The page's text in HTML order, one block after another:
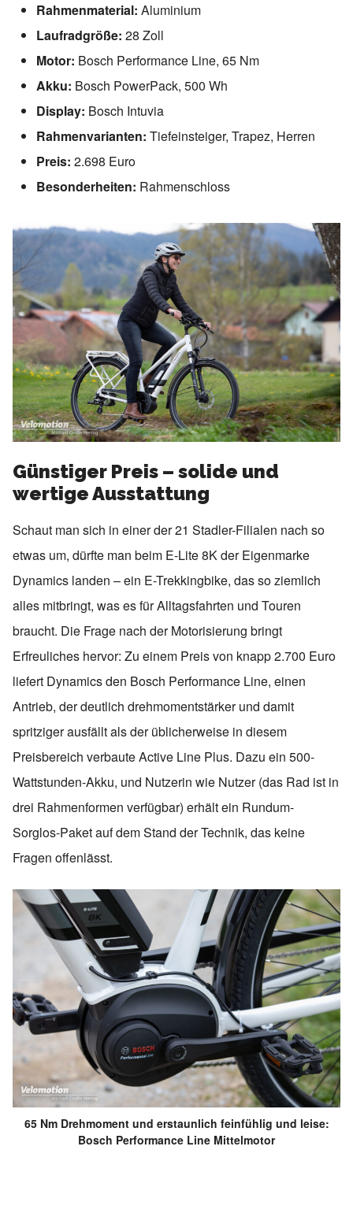
Rahmenmaterial: Aluminium
Laufradgröße: 28 Zoll
Motor: Bosch Performance Line, 65 Nm
Akku: Bosch PowerPack, 500 Wh
Display: Bosch Intuvia
Rahmenvarianten: Tiefeinsteiger, Trapez, Herren
Preis: 2.698 Euro
Besonderheiten: Rahmenschloss
Günstiger Preis – solide und
wertige Ausstattung
Schaut man sich in einer der 21 Stadler-Filialen nach so
etwas um, dürfte man beim E-Lite 8K der Eigenmarke
Dynamics landen – ein E-Trekkingbike, das so ziemlich
alles mitbringt, was es für Alltagsfahrten und Touren
braucht. Die Frage nach der Motorisierung bringt
Erfreuliches hervor: Zu einem Preis von knapp 2.700 Euro
liefert Dynamics den Bosch Performance Line, einen
Antrieb, der deutlich drehmomentstärker und damit
spritziger ausfällt als der üblicherweise in diesem
Preisbereich verbaute Active Line Plus. Dazu ein 500-
Wattstunden-Akku, und Nutzerin wie Nutzer (das Rad ist in
drei Rahmenformen verfügbar) erhält ein Rundum-
Sorglos-Paket auf dem Stand der Technik, das keine
Fragen offenlässt.
65 Nm Drehmoment und erstaunlich feinfühlig und leise:
Bosch Performance Line Mittelmotor